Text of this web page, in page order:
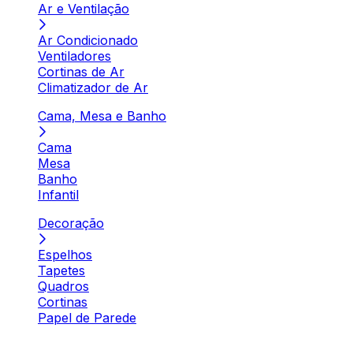
Ar e Ventilação
Ar Condicionado
Ventiladores
Cortinas de Ar
Climatizador de Ar
Cama, Mesa e Banho
Cama
Mesa
Banho
Infantil
Decoração
Espelhos
Tapetes
Quadros
Cortinas
Papel de Parede